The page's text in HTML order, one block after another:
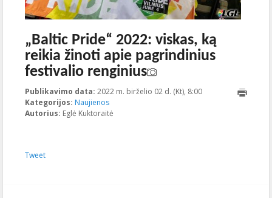
„Baltic Pride“ 2022: viskas, ką
reikia žinoti apie pagrindinius
festivalio renginius
Publikavimo data: 2022 m. birželio 02 d. (Kt), 8:00
Kategorijos: Naujienos
Autorius: Eglė Kuktoraitė
Tweet